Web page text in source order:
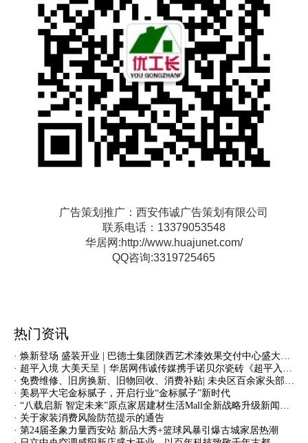
广告策划推广：西安伟诚广告策划有限公司
联系电话：13379053548
华居网:http://www.huajunet.com/
QQ咨询:3319725465
热门资讯
· 焕新登场 盛装开业 | 巴德士集团陕西艺术漆效果交付中心盛大启幕
· 超平入境 大美天呈｜华居网伟诚传媒携手诺贝尔瓷砖《超平入境 大美天呈》新品发布陕西站活动盛大开启
· 免费维修、旧房换新、旧物回收、消费补贴| 未央区百余家头部品牌共启焕新家装惠民促销活动
· 美易平大宅金标腻子，开启行业“金标腻子”新时代
· “八载启新 智定未来”原点家居建材生活Mall全新战略升级新闻发布会圆满举办
· 关于家装消费风险防范提示的通告
· 第24届圣象力量西安站 新品大秀+篮球风暴引爆古城家居热潮